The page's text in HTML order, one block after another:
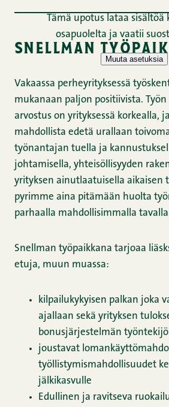
snellman
Vakaassa perheyrityksessä
mukanaan paljon positiivista.
arvostus on yrityksessä korkealla,
mahdollista edetä urallaan
työnantajan tuella ja
johtamisella, yhteisöllisyyden
yrityksen ainutlaatuisella aikaisen
pyrimme aina pitämään huolta
parhaalla mahdollisimmalla
Snellman työpaikkana tarjoaa
etuja, muun muassa:
kilpailukykyisen palkan joka
ajallaan sekä yrityksen
bonusjärjestelmän
joustavat
työllistymismahdollisuudet
jälkikasvulle
Edullinen ja ravitseva